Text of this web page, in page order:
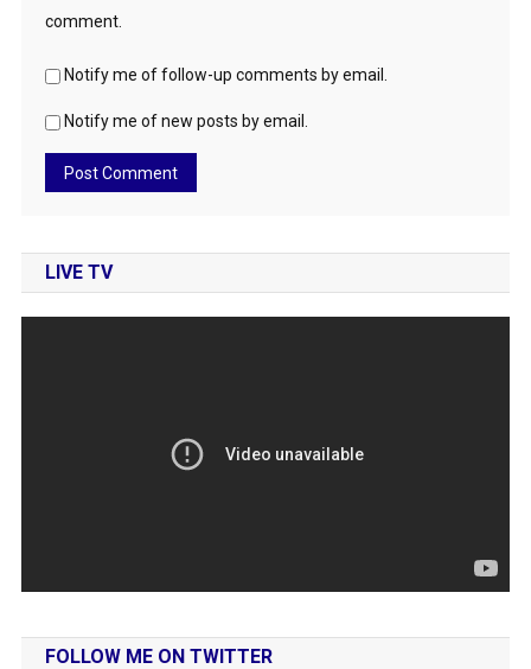
comment.
Notify me of follow-up comments by email.
Notify me of new posts by email.
LIVE TV
FOLLOW ME ON TWITTER